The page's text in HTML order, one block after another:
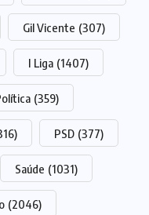
Gil Vicente (307)
I Liga (1407)
(359)
PSD (377)
Saúde (1031)
(2046)